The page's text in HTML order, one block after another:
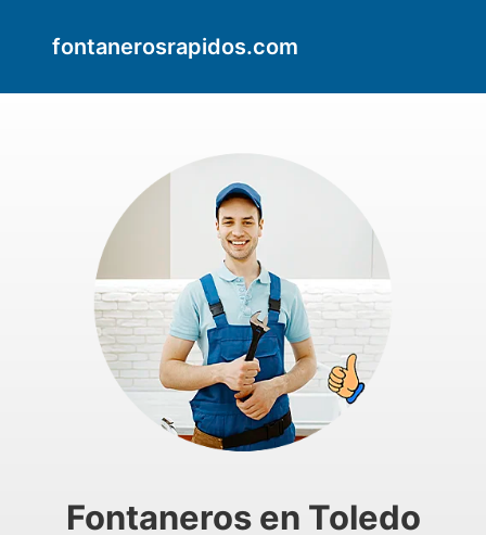
fontanerosrapidos.com
Fontaneros en Toledo